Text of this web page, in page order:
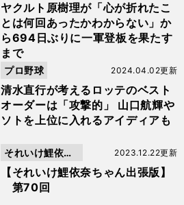
ヤクルト原樹理が「心が折れたこ
とは何回あったかわからない」か
ら694日ぶりに一軍登板を果たす
まで
清水直行が考えるロッテのベスト
オーダーは「攻撃的」 山口航輝や
ソトを上位に入れるアイディアも
2024.04.02更新
プロ野球
【それいけ鯉依奈ちゃん出張版】
第70回
2023.12.22更新
それいけ鯉依奈
ちゃん出張版